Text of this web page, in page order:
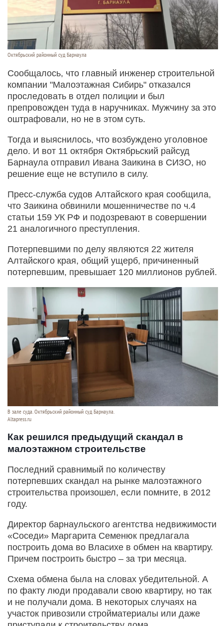
Октябрьский районный суд Барнаула
Сообщалось, что главный инженер строительной
компании "Малоэтажная Сибирь" отказался
проследовать в отдел полиции и был
препровожден туда в наручниках. Мужчину за это
оштрафовали, но не в этом суть.
Тогда и выяснилось, что возбуждено уголовное
дело. И вот 11 октября Октябрьский райсуд
Барнаула отправил Ивана Заикина в СИЗО, но
решение еще не вступило в силу.
Пресс-служба судов Алтайского края сообщила,
что Заикина обвинили мошенничестве по ч.4
статьи 159 УК РФ и подозревают в совершении
21 аналогичного преступления.
Потерпевшими по делу являются 22 жителя
Алтайского края, общий ущерб, причиненный
потерпевшим, превышает 120 миллионов рублей.
В зале суда. Октябрьский районный суд Барнаула.
Altapress.ru
Как решился предыдущий скандал в
малоэтажном строительстве
Последний сравнимый по количеству
потерпевших скандал на рынке малоэтажного
строительства произошел, если помните, в 2012
году.
Директор барнаульского агентства недвижимости
«Соседи» Маргарита Семенюк предлагала
построить дома во Власихе в обмен на квартиру.
Причем построить быстро – за три месяца.
Схема обмена была на словах убедительной. А
по факту люди продавали свою квартиру, но так
и не получали дома. В некоторых случаях на
участок привозили стройматериалы или даже